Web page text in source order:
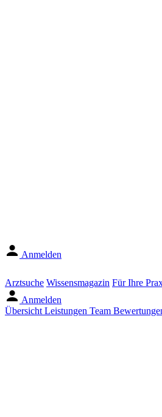
Anmelden
Arztsuche Wissensmagazin Für Ihre
Anmelden
Übersicht Leistungen Team